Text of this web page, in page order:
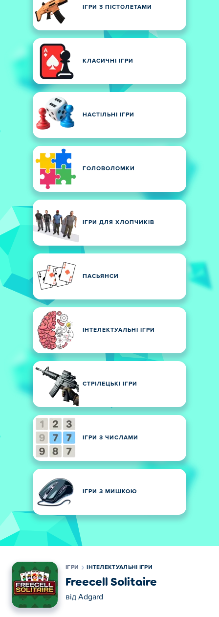
ІГРИ З ПІСТОЛЕТАМИ
КЛАСИЧНІ ІГРИ
НАСТІЛЬНІ ІГРИ
ГОЛОВОЛОМКИ
ІГРИ ДЛЯ ХЛОПЧИКІВ
ПАСЬЯНСИ
ІНТЕЛЕКТУАЛЬНІ ІГРИ
СТРІЛЕЦЬКІ ІГРИ
ІГРИ З ЧИСЛАМИ
ІГРИ З МИШКОЮ
ІГРИ ІНТЕЛЕКТУАЛЬНІ ІГРИ
Freecell Solitaire
від Adgard